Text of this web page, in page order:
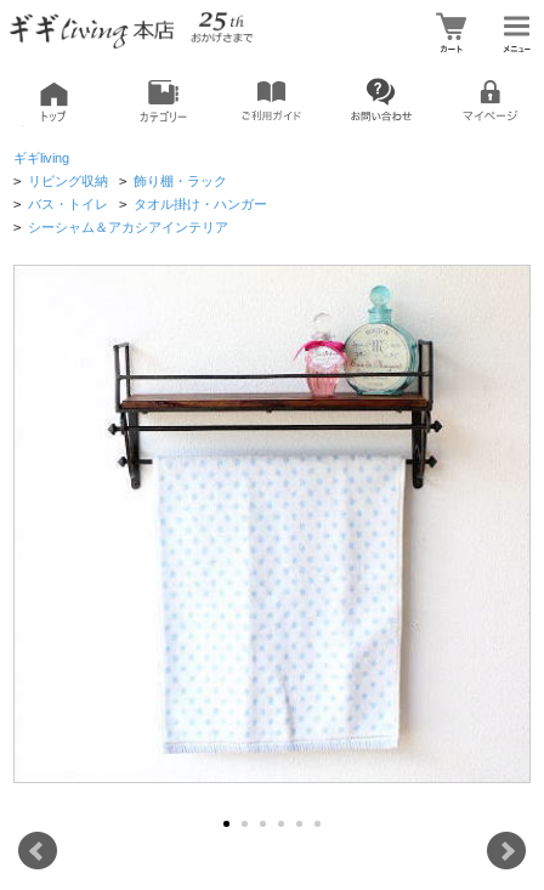
ギギliving
> リビング収納 > 飾り棚・ラック
> バス・トイレ > タオル掛け・ハンガー
> シーシャム＆アカシアインテリア